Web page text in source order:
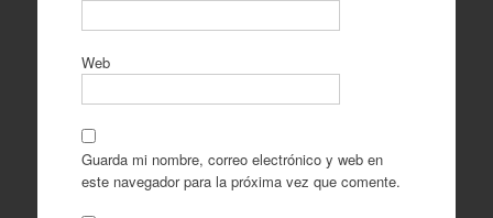
Web
Guarda mi nombre, correo electrónico y web en
este navegador para la próxima vez que comente.